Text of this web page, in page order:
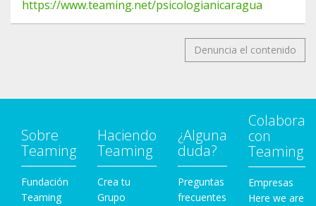
https://www.teaming.net/psicologianicaragua
Denuncia el contenido
Sobre
Teaming
Fundación
Teaming
Haciendo
Teaming
Crea tu
Grupo
¿Alguna
duda?
Preguntas
frecuentes
Colabora
con
Teaming
Empresas
Here we are